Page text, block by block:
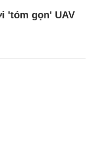
'tóm gọn' UAV